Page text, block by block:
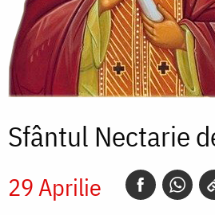
Sfântul Nectarie
29 Aprilie